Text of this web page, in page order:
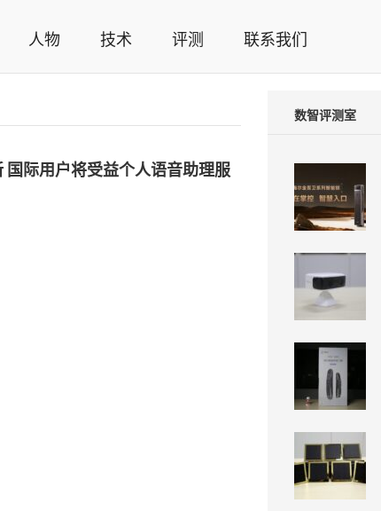
技术应用，智能家居行业观点，智能家居项目案例
人物 技术 评测 联系我们
国际用户将受益个人语音助理服
数智评测室